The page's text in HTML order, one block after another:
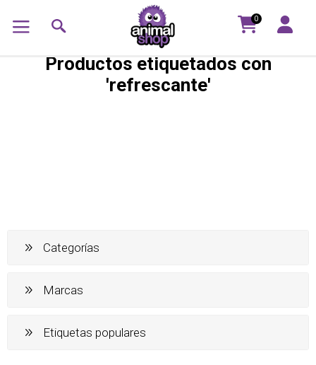
0
Productos etiquetados con
'refrescante'
Categorías
Marcas
Etiquetas populares